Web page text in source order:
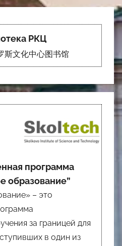
РКЦ
斯文化中心图书馆
программа
образование”
– это
за границей для
в один из